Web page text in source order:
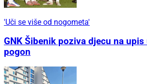
'Uči se više od nogometa'
GNK Šibenik poziva djecu na
pogon